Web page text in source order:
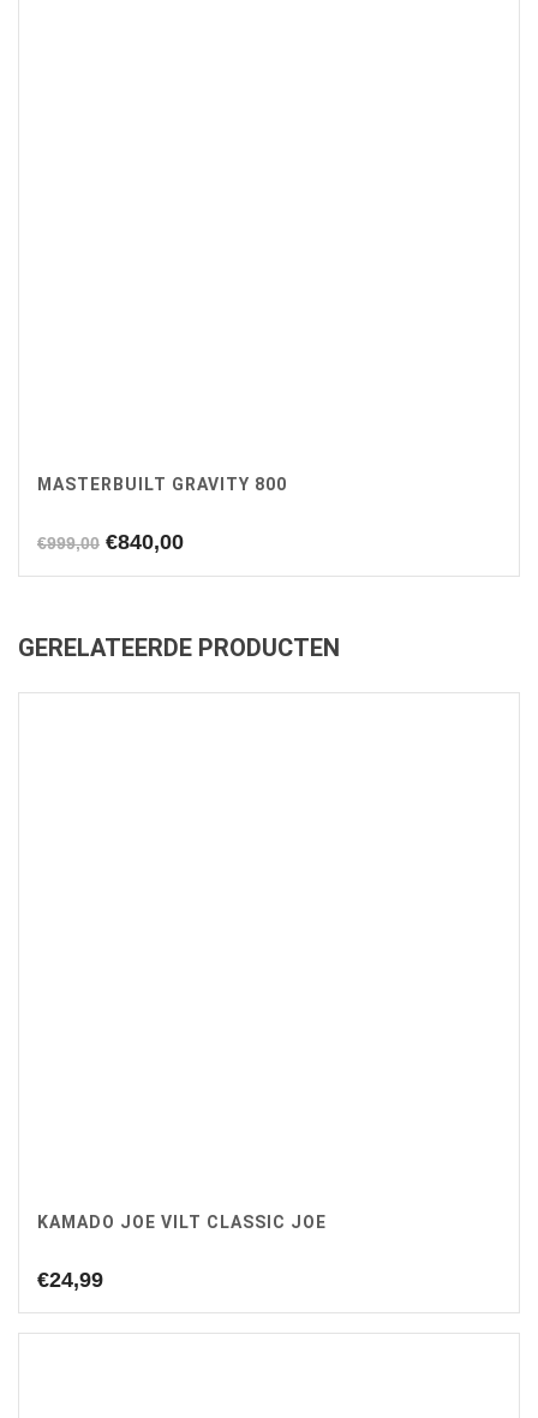
MASTERBUILT GRAVITY 800
€999,00 Oorspronkelijke
€840,00Huidige
GERELATEERDE PRODUCTEN
KAMADO JOE VILT CLASSIC JOE
€24,99